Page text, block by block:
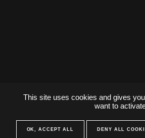
This site uses cookies and gives
want to
OK, ACCEPT ALL DENY ALL